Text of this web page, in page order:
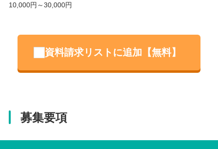
10,000円～30,000円
資料請求リストに追加【無料】
募集要項